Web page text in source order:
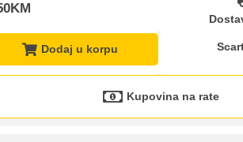
Dodaj u korpu
Kupovina na rate
je lakše kad se podijeli!
posjedujete jednu od slikovito